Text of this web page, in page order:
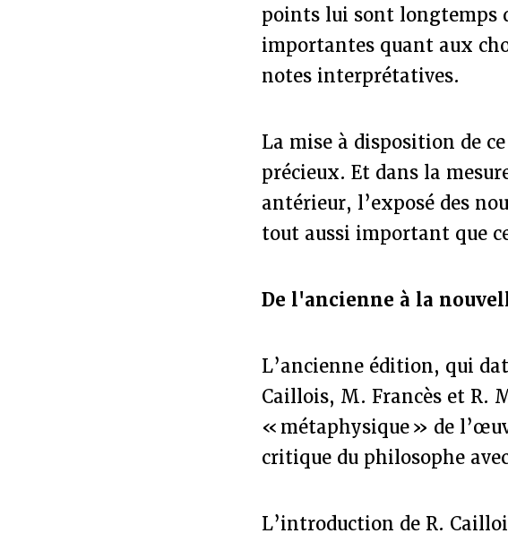
points lui sont longtemps
importantes quant aux
notes interprétatives.
La mise à disposition de
précieux. Et dans la
antérieur, l’exposé des
tout aussi important que
De l'ancienne à la
L’ancienne édition, qui
Caillois, M. Francès et R.
« métaphysique » de
critique du philosophe
L’introduction de R.